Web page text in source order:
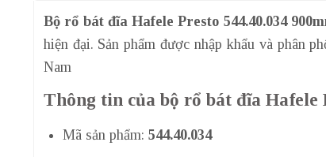
Bộ rổ bát đĩa Hafele Presto 544.40.034
hiện đại. Sản phẩm được nhập khẩu và phân
Nam
Thông tin của bộ rổ bát đĩa Hafele
Mã sản phẩm: 544.40.034